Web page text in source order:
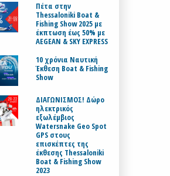
Πέτα στην
Thessaloniki Boat &
Fishing Show 2025 με
έκπτωση έως 50% με
AEGEAN & SKY EXPRESS
10 χρόνια Ναυτική
Έκθεση Boat & Fishing
Show
ΔΙΑΓΩΝΙΣΜΟΣ! Δώρο
ηλεκτρικός
εξωλέμβιος
Watersnake Geo Spot
GPS στους
επισκέπτες της
έκθεσης Thessaloniki
Boat & Fishing Show
2023